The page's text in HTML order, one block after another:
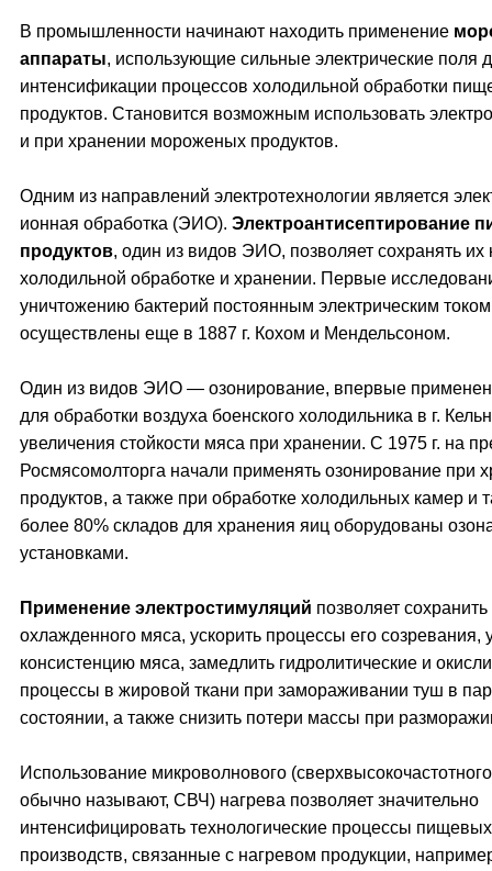
В промышленности начинают находить применение
аппараты, использующие сильные электрические поля
интенсификации процессов холодильной обработки
продуктов. Становится возможным использовать
и при хранении мороженых продуктов.
Одним из направлений электротехнологии является
ионная обработка (ЭИО). Электроантисептирование
продуктов, один из видов ЭИО, позволяет сохранять их
холодильной обработке и хранении. Первые
уничтожению бактерий постоянным электрическим
осуществлены еще в 1887 г. Кохом и Мендельсоном.
Один из видов ЭИО — озонирование, впервые
для обработки воздуха боенского холодильника в г.
увеличения стойкости мяса при хранении. С 1975 г. на
Росмясомолторга начали применять озонирование при
продуктов, а также при обработке холодильных камер
более 80% складов для хранения яиц оборудованы
установками.
Применение электростимуляций позволяет сохранить
охлажденного мяса, ускорить процессы его созревания,
консистенцию мяса, замедлить гидролитические и
процессы в жировой ткани при замораживании туш в
состоянии, а также снизить потери массы при
Использование микроволнового
обычно называют, СВЧ) нагрева позволяет значительно
интенсифицировать технологические процессы пищевых
производств, связанные с нагревом продукции,